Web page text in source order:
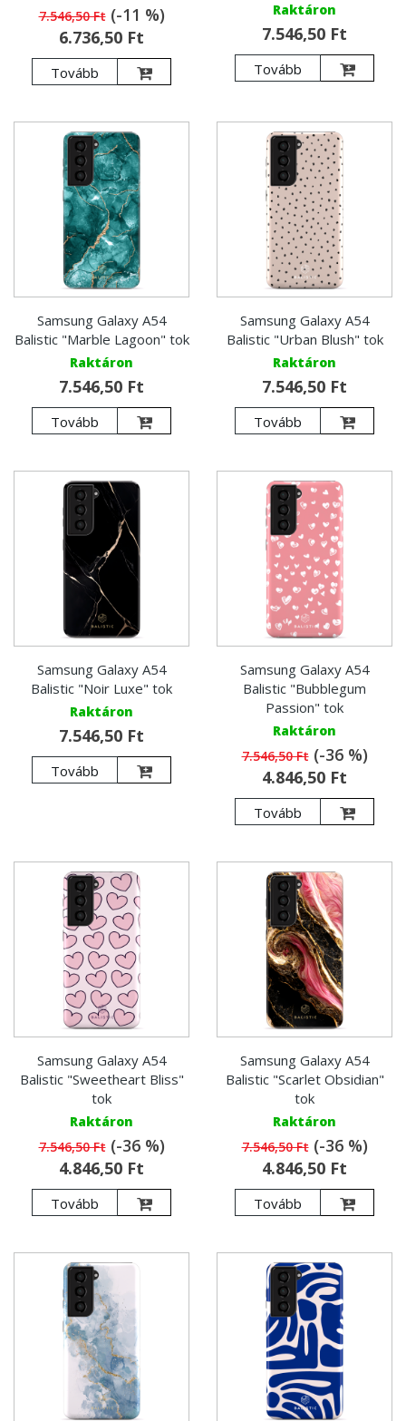
7.546,50 Ft(-11 %)
6.736,50 Ft
Tovább
Raktáron
7.546,50 Ft
Tovább
Samsung Galaxy A54
Balistic "Marble Lagoon" tok
Raktáron
7.546,50 Ft
Tovább
Samsung Galaxy A54
Balistic "Urban Blush" tok
Raktáron
7.546,50 Ft
Tovább
Samsung Galaxy A54
Balistic "Noir Luxe" tok
Raktáron
7.546,50 Ft
Tovább
Samsung Galaxy A54
Balistic "Bubblegum
Passion" tok
Raktáron
7.546,50 Ft(-36 %)
4.846,50 Ft
Tovább
Samsung Galaxy A54
Balistic "Sweetheart Bliss"
tok
Raktáron
7.546,50 Ft(-36 %)
4.846,50 Ft
Tovább
Samsung Galaxy A54
Balistic "Scarlet Obsidian"
tok
Raktáron
7.546,50 Ft(-36 %)
4.846,50 Ft
Tovább